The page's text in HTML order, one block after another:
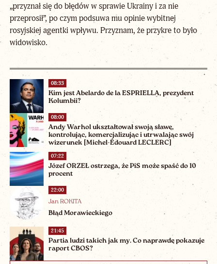
08:33
Kim jest Abelardo de la ESPRIELLA, prezydent
Kolumbii?
08:00
Andy Warhol ukształtował swoją sławę,
kontrolując, komercjalizując i utrwalając swój
wizerunek [Michel-Édouard LECLERC]
07:22
Józef ORZEŁ ostrzega, że PiS może spaść do 10
procent
22:00
Jan ROKITA
Błąd Morawieckiego
21:45
Partia ludzi takich jak my. Co naprawdę pokazuje
raport CBOS?
„przyznał się do błędów w sprawie Ukrainy i za nie
przeprosił”, po czym podsuwa mu opinie wybitnej
rosyjskiej agentki wpływu. Przyznam, że przykre to było
widowisko.